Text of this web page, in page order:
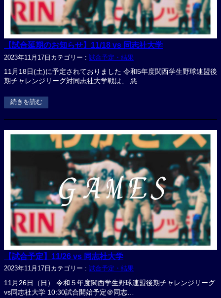
【試合延期のお知らせ】11/18 vs 同志社大学
2023年11月17日 カテゴリー : 試合予定・結果
11月18日(土)に予定されておりました 令和5年度関西学生野球連盟後
期チャレンジリーグ対同志社大学戦は、 悪…
続きを読む
【試合予定】11/26 vs 同志社大学
2023年11月17日 カテゴリー : 試合予定・結果
11月26日（日） 令和５年度関西学生野球連盟後期チャレンジリーグ
vs同志社大学 10:30試合開始予定＠同志…